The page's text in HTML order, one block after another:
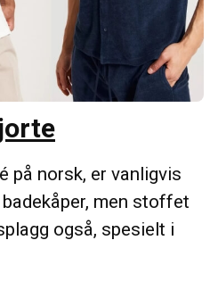
på norsk, er vanligvis
men stoffet
også, spesielt i